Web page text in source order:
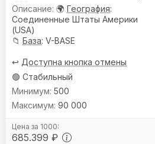
🌍 География:
Соединенные Штаты Америки
(USA)
📁 База: V-BASE
↩️ Доступна кнопка отмены
🟢 Стабильный
685.399 ₽
500
90 000